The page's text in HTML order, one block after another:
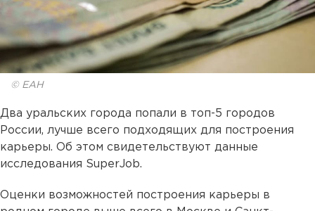
© ЕАН
Два уральских города попали в топ-5 городов
России, лучше всего подходящих для построения
карьеры. Об этом свидетельствуют данные
исследования SuperJob.
Оценки возможностей построения карьеры в